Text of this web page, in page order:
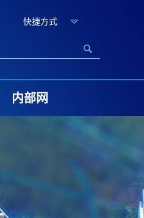
快捷方式
内部网